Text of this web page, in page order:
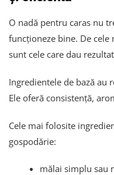
O nadă pentru caras nu
funcționeze bine. De
sunt cele care dau
Ingredientele de bază au
Ele oferă consistență,
Cele mai folosite
gospodărie:
mălai simplu sau